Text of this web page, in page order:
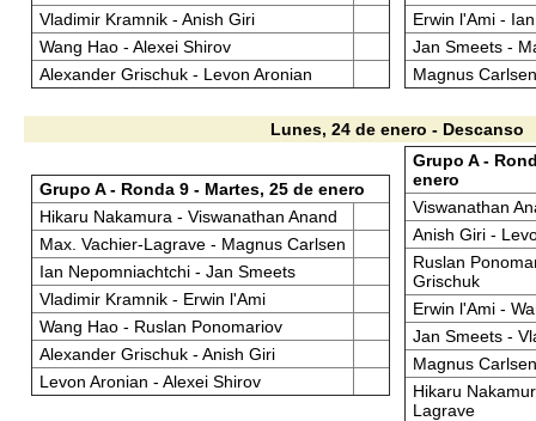
Vladimir Kramnik - Anish Giri
Wang Hao - Alexei Shirov
Alexander Grischuk - Levon Aronian
Erwin l'Ami -
Jan Smeets -
Magnus
Lunes, 24 de enero - Descanso
Grupo A - Ronda 9 - Martes, 25 de enero
Hikaru Nakamura - Viswanathan Anand
Max. Vachier-Lagrave - Magnus Carlsen
Ian Nepomniachtchi - Jan Smeets
Vladimir Kramnik - Erwin l'Ami
Wang Hao - Ruslan Ponomariov
Alexander Grischuk - Anish Giri
Levon Aronian - Alexei Shirov
Grupo A -
enero
Viswanathan
Anish Giri -
Ruslan
Grischuk
Erwin l'Ami -
Jan Smeets -
Magnus
Hikaru
Lagrave